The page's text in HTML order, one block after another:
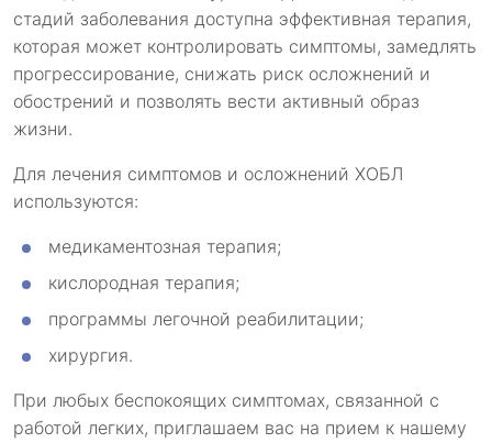
стадий заболевания доступна эффективная терапия,
которая может контролировать симптомы, замедлять
прогрессирование, снижать риск осложнений и
обострений и позволять вести активный образ
жизни.
Для лечения симптомов и осложнений ХОБЛ
используются:
медикаментозная терапия;
кислородная терапия;
программы легочной реабилитации;
хирургия.
При любых беспокоящих симптомах, связанной с
работой легких, приглашаем вас на прием к нашему